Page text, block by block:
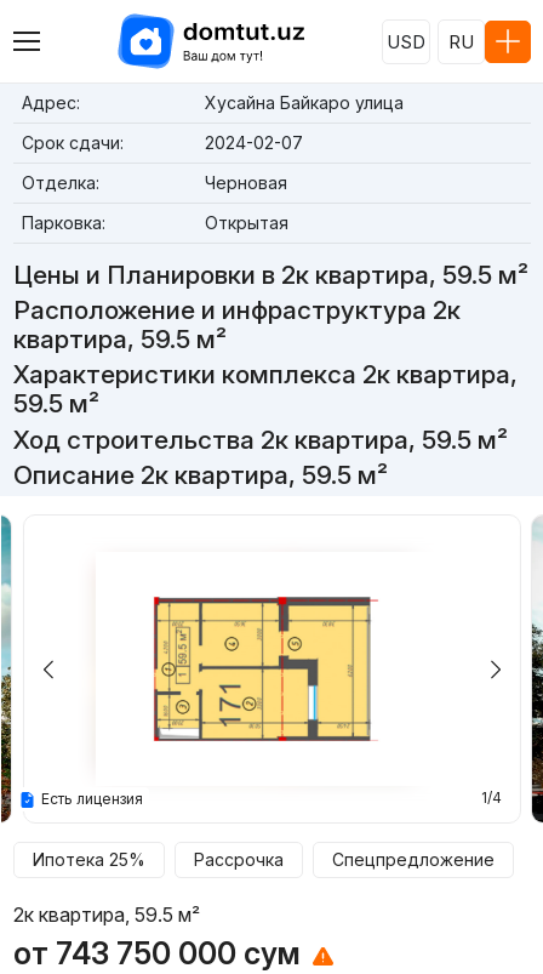
USD RU
Адрес:
Хусайна Байкаро улица
Срок сдачи:
2024-02-07
Отделка:
Черновая
Парковка:
Открытая
Цены и Планировки в 2к квартира, 59.5 м²
Расположение и инфраструктура 2к
квартира, 59.5 м²
Характеристики комплекса 2к квартира,
59.5 м²
Ход строительства 2к квартира, 59.5 м²
Описание 2к квартира, 59.5 м²
1/4
Есть лицензия
Ипотека 25% Рассрочка Спецпредложение
2к квартира, 59.5 м²
от 743 750 000 сум